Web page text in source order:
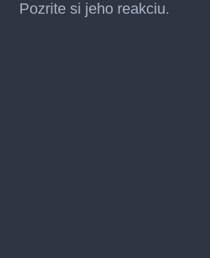
Pozrite si jeho reakciu.